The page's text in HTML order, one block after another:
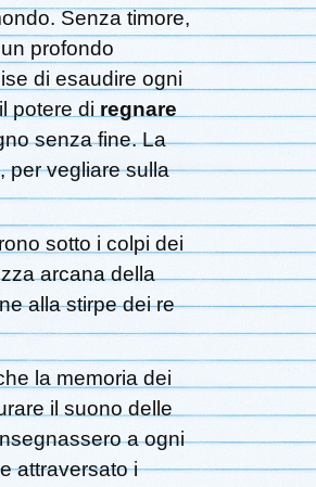
Senza timore,
profondo
di esaudire ogni
potere di regnare
senza fine. La
per vegliare sulla
sotto i colpi dei
arcana della
alla stirpe dei re
la memoria dei
il suono delle
a ogni
attraversato i